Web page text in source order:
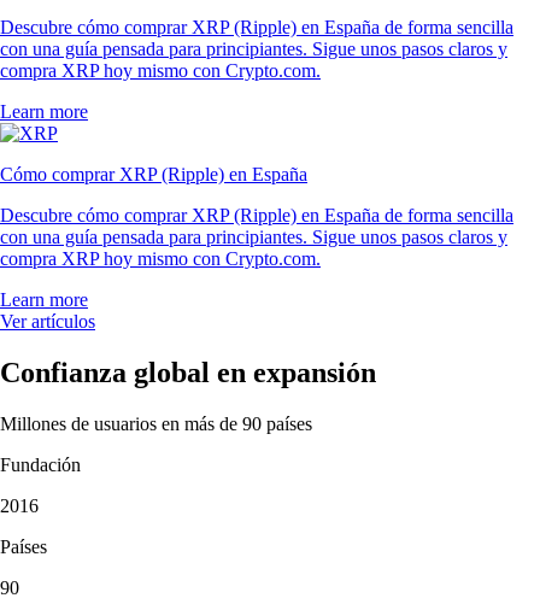
Descubre cómo comprar XRP (Ripple) en España de forma sencilla
con una guía pensada para principiantes. Sigue unos pasos claros y
compra XRP hoy mismo con Crypto.com.
Learn more
Cómo comprar XRP (Ripple) en España
Descubre cómo comprar XRP (Ripple) en España de forma sencilla
con una guía pensada para principiantes. Sigue unos pasos claros y
compra XRP hoy mismo con Crypto.com.
Learn more
Ver artículos
Confianza global en expansión
Millones de usuarios en más de 90 países
Fundación
2016
Países
90